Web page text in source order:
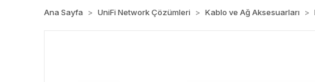
Ana Sayfa UniFi Network Çözümleri Kablo ve Ağ Aksesuarları